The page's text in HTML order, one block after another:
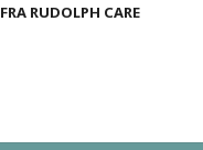
RUDOLPH CARE